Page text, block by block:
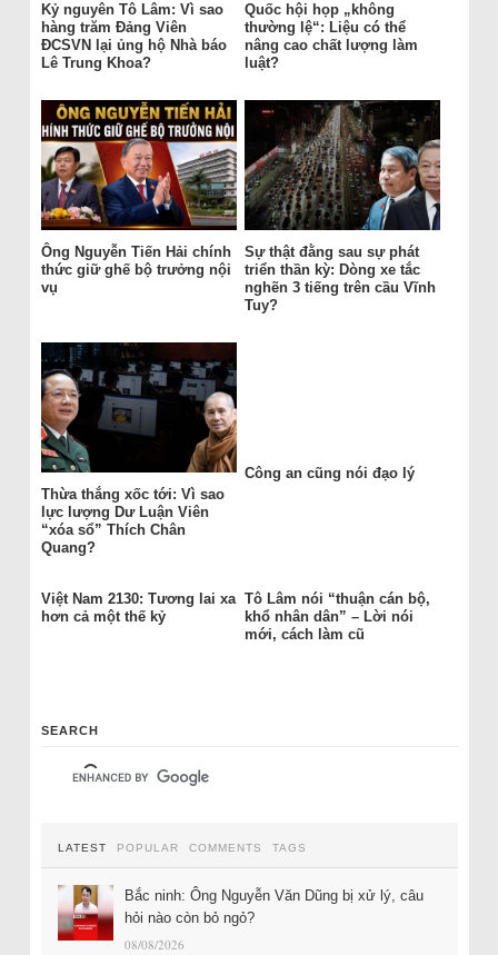
Kỷ nguyên Tô Lâm: Vì sao
hàng trăm Đảng Viên
ĐCSVN lại ủng hộ Nhà báo
Lê Trung Khoa?
Quốc hội họp „không
thường lệ“: Liệu có thể
nâng cao chất lượng làm
luật?
Ông Nguyễn Tiến Hải chính
thức giữ ghế bộ trưởng nội
vụ
Sự thật đằng sau sự phát
triển thần kỳ: Dòng xe tắc
nghẽn 3 tiếng trên cầu Vĩnh
Tuy?
Thừa thắng xốc tới: Vì sao
lực lượng Dư Luận Viên
“xóa sổ” Thích Chân
Quang?
Công an cũng nói đạo lý
Việt Nam 2130: Tương lai xa
hơn cả một thế kỷ
Tô Lâm nói “thuận cán bộ,
khổ nhân dân” – Lời nói
mới, cách làm cũ
SEARCH
LATEST POPULAR COMMENTS TAGS
Bắc ninh: Ông Nguyễn Văn Dũng bị xử lý, câu
hỏi nào còn bỏ ngỏ?
08/08/2026